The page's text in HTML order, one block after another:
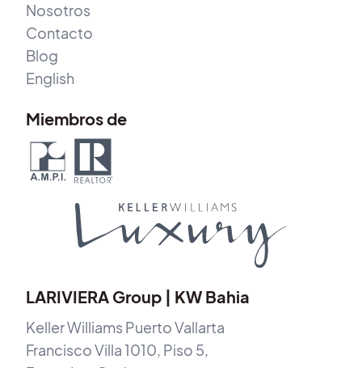
Nosotros
Contacto
Blog
English
Miembros de
LARIVIERA Group | KW Bahia
Keller Williams Puerto Vallarta
Francisco Villa 1010, Piso 5,